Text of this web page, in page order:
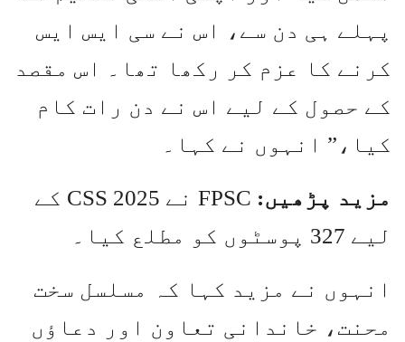
پہلے ہی دن سے، اس نے سی ایس ایس
کرنے کا عزم کر رکھا تھا۔ اس مقصد
کے حصول کے لیے اس نے دن رات کام
کیا،” انہوں نے کہا۔
مزید پڑھیں:
FPSC نے CSS 2025 کے
لیے 327 پوسٹوں کو مطلع کیا۔
انہوں نے مزید کہا کہ مسلسل سخت
محنت، خاندانی تعاون اور دعاؤں